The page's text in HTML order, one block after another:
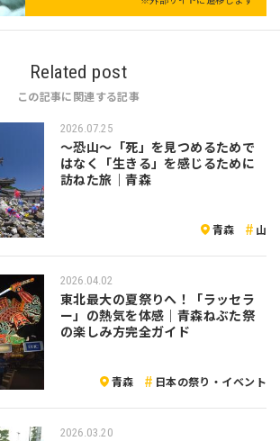
Related post
この記事に関連する記事
2026.07.25
～恐山～「死」を見つめるためで
はなく「生きる」を感じるために
訪ねた旅｜青森
青森 山
2026.04.02
東北最大の夏祭りへ！「ラッセラ
ー」の熱気を体感｜青森ねぶた祭
の楽しみ方完全ガイド
青森 日本の祭り・イベント
2026.03.20